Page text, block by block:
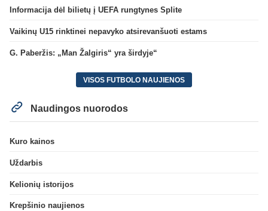
Informacija dėl bilietų į UEFA rungtynes Splite
Vaikinų U15 rinktinei nepavyko atsirevanšuoti estams
G. Paberžis: „Man Žalgiris“ yra širdyje“
VISOS FUTBOLO NAUJIENOS
Naudingos nuorodos
Kuro kainos
Uždarbis
Kelionių istorijos
Krepšinio naujienos